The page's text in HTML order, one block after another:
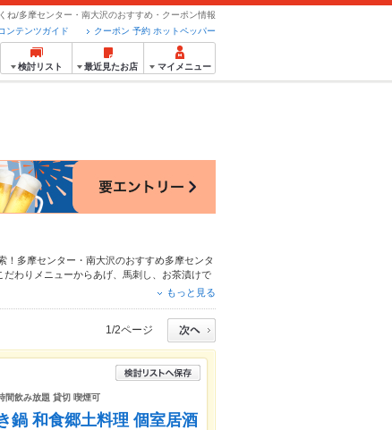
ね/多摩センター・南大沢のおすすめ・クーポン情報
クーポン 予約 ホットペッパー
ンテンツガイド
検討リスト 最近見たお店 マイメニュー
！多摩センター・南大沢のおすすめ多摩センタ
だわりメニューからあげ 馬刺し お茶漬けで
ーや季節のおすすめ料理など、お店の最新情
もっと見る
1/2ページ
間飲み放題 貸切 喫煙可
鍋 和食郷土料理 個室居酒